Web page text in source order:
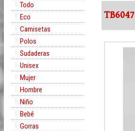
Todo
Eco
Camisetas
Polos
Sudaderas
Unisex
Mujer
Hombre
Niño
Bebé
Gorras
TB6047